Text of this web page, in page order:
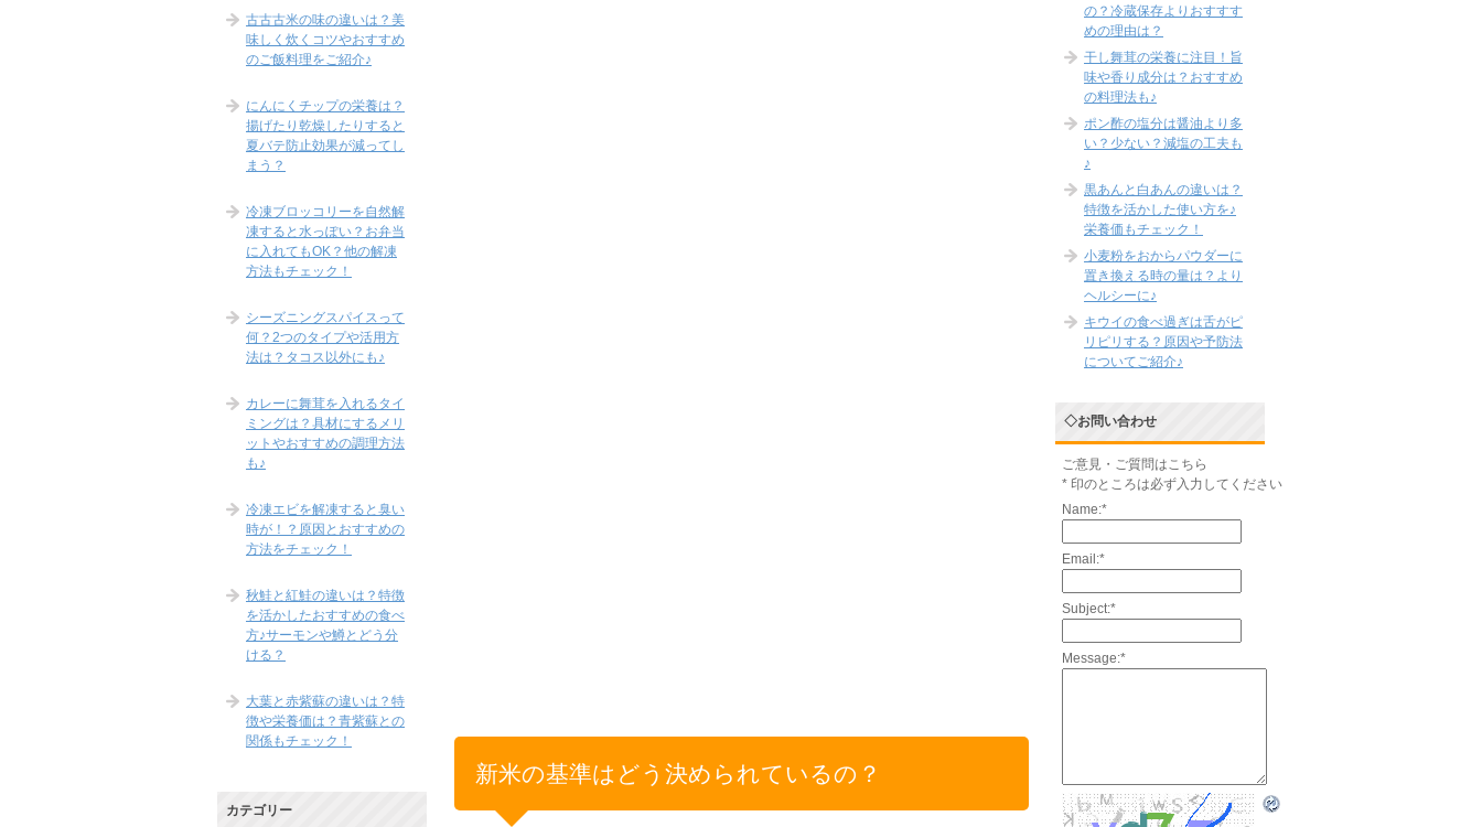
新米の基準はどう決められているの？
古古古米の味の違いは？美
味しく炊くコツやおすすめ
のご飯料理をご紹介♪
にんにくチップの栄養は？
揚げたり乾燥したりすると
夏バテ防止効果が減ってし
まう？
冷凍ブロッコリーを自然解
凍すると水っぽい？お弁当
に入れてもOK？他の解凍
方法もチェック！
シーズニングスパイスって
何？2つのタイプや活用方
法は？タコス以外にも♪
カレーに舞茸を入れるタイ
ミングは？具材にするメリ
ットやおすすめの調理方法
も♪
冷凍エビを解凍すると臭い
時が！？原因とおすすめの
方法をチェック！
秋鮭と紅鮭の違いは？特徴
を活かしたおすすめの食べ
方♪サーモンや鱒とどう分
ける？
大葉と赤紫蘇の違いは？特
徴や栄養価は？青紫蘇との
関係もチェック！
カテゴリー
の？冷蔵保存よりおすすす
めの理由は？
干し舞茸の栄養に注目！旨
味や香り成分は？おすすめ
の料理法も♪
ポン酢の塩分は醤油より多
い？少ない？減塩の工夫も
♪
黒あんと白あんの違いは？
特徴を活かした使い方を♪
栄養価もチェック！
小麦粉をおからパウダーに
置き換える時の量は？より
ヘルシーに♪
キウイの食べ過ぎは舌がピ
リピリする？原因や予防法
についてご紹介♪
◇お問い合わせ
ご意見・ご質問はこちら
* 印のところは必ず入力してください
Name:*
Email:*
Subject:*
Message:*